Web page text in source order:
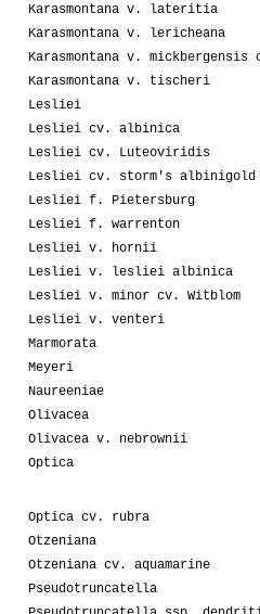
Karasmontana v. lateritia
Karasmontana v. lericheana
Karasmontana v. mickbergensis
Karasmontana v. tischeri
Lesliei
Lesliei cv. albinica
Lesliei cv. Luteoviridis
Lesliei cv. storm's albinigold
Lesliei f. Pietersburg
Lesliei f. warrenton
Lesliei v. hornii
Lesliei v. lesliei albinica
Lesliei v. minor cv. Witblom
Lesliei v. venteri
Marmorata
Meyeri
Naureeniae
Olivacea
Olivacea v. nebrownii
Optica
Optica cv. rubra
Otzeniana
Otzeniana cv. aquamarine
Pseudotruncatella